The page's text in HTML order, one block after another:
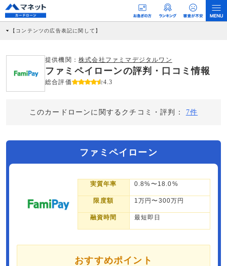
【コンテンツの広告表記に関して】
社に対して企業から紹介報酬が支払われるという収益モデルです。 ただし、特定の
商品を根拠なくPRするものではなく、当編集部の調査／ユーザーへの口コミ収集な
どに基づき、公平性を担保した情報提供を行っています。
提供機関： 株式会社ファミマデジタルワン
ファミペイローンの評判・口コミ情報
総合評価 4.3
このカードローンに関するクチコミ・評判： 7件
ファミペイローン
実質年率 0.8%〜18.0%
限度額 1万円〜300万円
融資時間 最短即日
おすすめポイント